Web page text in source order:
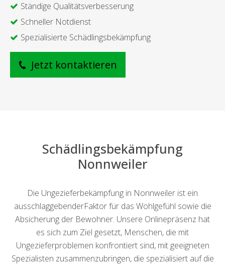
Ständige Qualitätsverbesserung
Schneller Notdienst
Spezialisierte Schädlingsbekämpfung
Jetzt kontaktieren
Schädlingsbekämpfung
Nonnweiler
Die Ungezieferbekämpfung in Nonnweiler ist ein
ausschlaggebenderFaktor für das Wohlgefühl sowie die
Absicherung der Bewohner. Unsere Onlinepräsenz hat
es sich zum Ziel gesetzt, Menschen, die mit
Ungezieferproblemen konfrontiert sind, mit geeigneten
Spezialisten zusammenzubringen, die spezialisiert auf die